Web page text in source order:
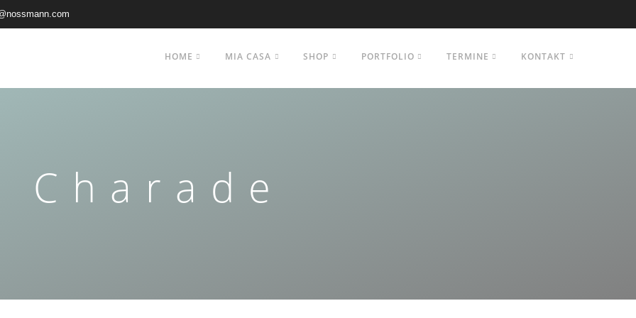
HOME MIA CASA SHOP PORTFOLIO TERMINE KONTAKT
Charade